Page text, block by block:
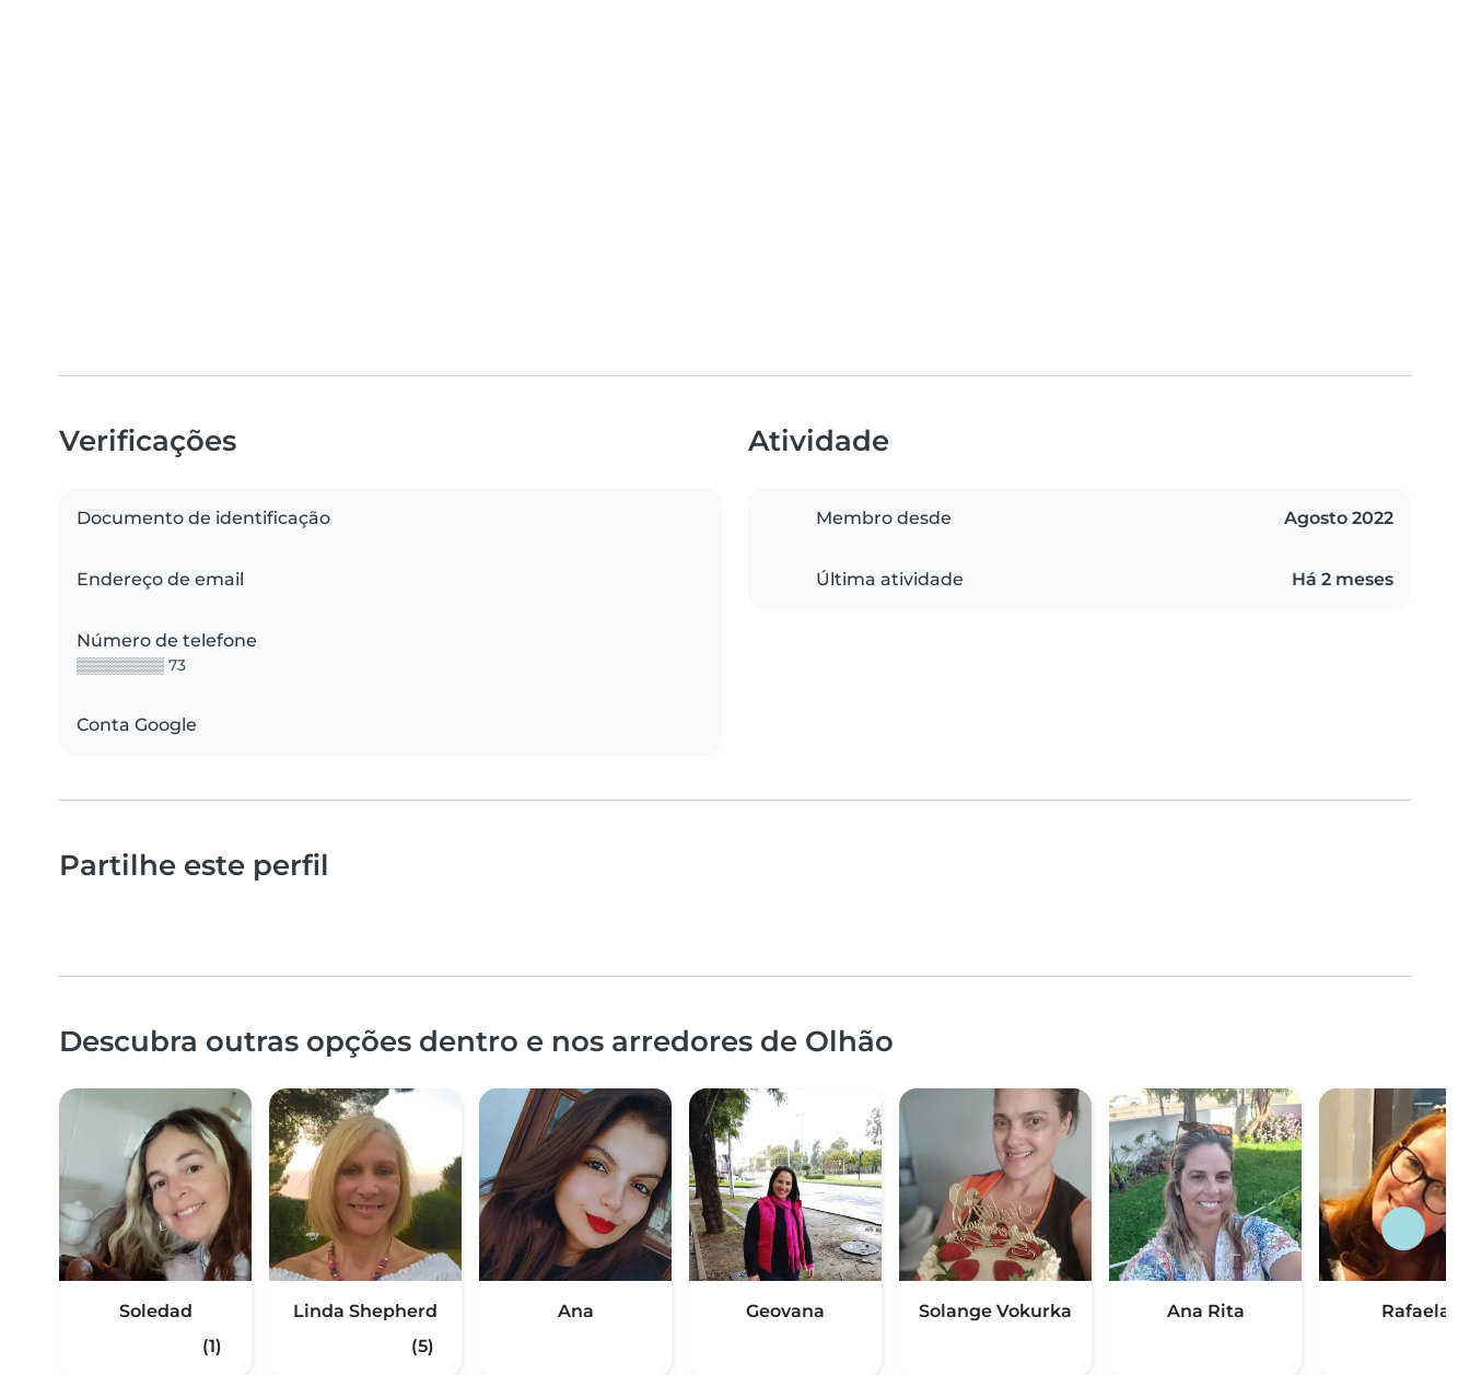
Verificações
Documento de identificação
Endereço de email
Número de telefone
▒▒▒▒▒▒▒▒ 73
Conta Google
Atividade
Membro desde Agosto 2022
Última atividade Há 2 meses
Partilhe este perfil
Descubra outras opções dentro e nos arredores de Olhão
Soledad
(1)
Linda Shepherd
(5)
Ana Geovana Solange Vokurka Ana Rita Rafaela